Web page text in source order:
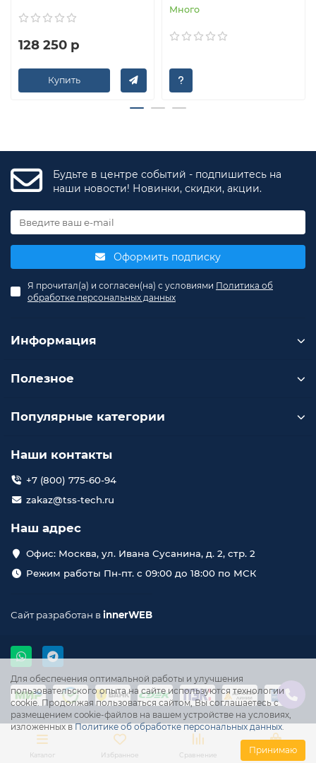
128 250 р
Купить
Много
Для обеспечения оптимальной работы и улучшения
пользовательского опыта на сайте используются технологии
cookie. Продолжая пользоваться сайтом, Вы соглашаетесь с
размещением cookie-файлов на вашем устройстве на условиях,
изложенных вПолитике об обработке персональных данных.
Принимаю
Будьте в центре событий - подпишитесь на
наши новости! Новинки, скидки, акции.
Оформить подписку
Я прочитал(а) и согласен(на) с условиями Политика об
обработке персональных данных
Информация
Полезное
Популярные категории
Наши контакты
+7 (800) 775-60-94
zakaz@tss-tech.ru
Наш адрес
Офис: Москва, ул. Ивана Сусанина, д. 2, стр. 2
Режим работы Пн-пт. с 09:00 до 18:00 по МСК
Сайт разработан вinnerWEB
Каталог Избранное Сравнение Корзина